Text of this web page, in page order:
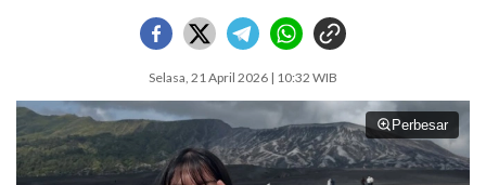
Selasa, 21 April 2026 | 10:32 WIB
Perbesar